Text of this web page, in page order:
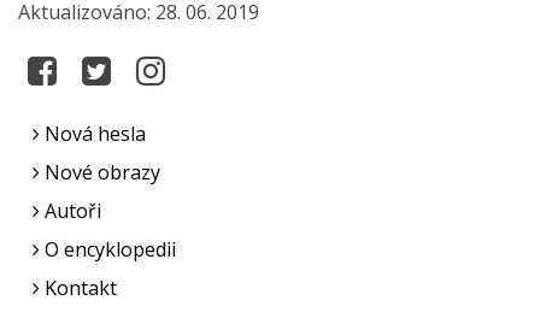
Aktualizováno: 28. 06. 2019
Nová hesla
Nové obrazy
Autoři
O encyklopedii
Kontakt